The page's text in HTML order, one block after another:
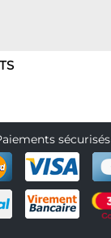
sécurisés